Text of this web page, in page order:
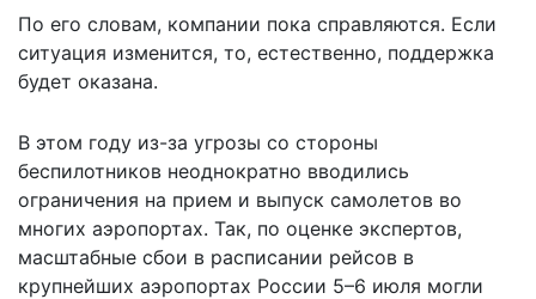
По его словам, компании пока справляются. Если
ситуация изменится, то, естественно, поддержка
будет оказана.
В этом году из-за угрозы со стороны
беспилотников неоднократно вводились
ограничения на прием и выпуск самолетов во
многих аэропортах. Так, по оценке экспертов,
масштабные сбои в расписании рейсов в
крупнейших аэропортах России 5–6 июля могли